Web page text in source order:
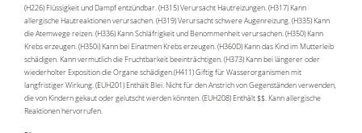
(H226) Flüssigkeit und Dampf entzündbar. (H315) Verursacht Hautreizungen. (H317) Kann
allergische Hautreaktionen verursachen. (H319) Verursacht schwere Augenreizung. (H335) Kann
die Atemwege reizen. (H336) Kann Schläfrigkeit und Benommenheit verursachen. (H350) Kann
Krebs erzeugen. (H350i) Kann bei Einatmen Krebs erzeugen. (H360D) Kann das Kind im Mutterleib
schädigen. Kann vermutlich die Fruchtbarkeit beeinträchtigen. (H373) Kann bei längerer oder
wiederholter Exposition die Organe schädigen.(H411) Giftig für Wasserorganismen mit
langfristiger Wirkung. (EUH201) Enthält Blei. Nicht für den Anstrich von Gegenständen verwenden,
die von Kindern gekaut oder gelutscht werden könnten. (EUH208) Enthält $$. Kann allergische
Reaktionen hervorrufen.